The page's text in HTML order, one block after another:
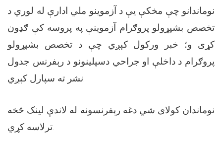
نوماندانو چې مخکې یې د آزموینو ملي ادارې له لوري د
تخصص بشپړولو پروګرام آزموینې په پروسه کې ګډون
کړی و؛ خبر ورکول کېږي چې د تخصص بشپړولو
پروګرام د داخلې او جراحي دسپلینونو د رېفرنس جدول
نوماندان کولای شي دغه رېفرنسونه له لاندې لینک څخه